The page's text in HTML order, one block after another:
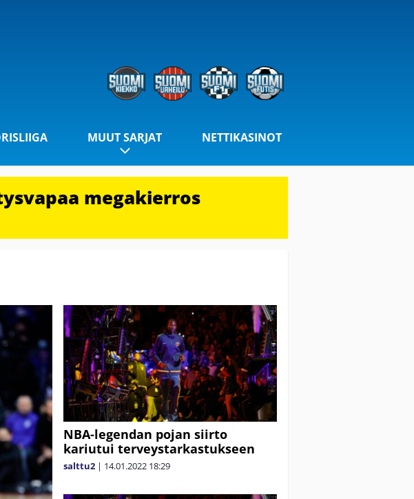
MUUT SARJAT NETTIKASINOT
megakierros
NBA-legendan pojan siirto
kariutui terveystarkastukseen
salttu2 | 14.01.2022 18:29